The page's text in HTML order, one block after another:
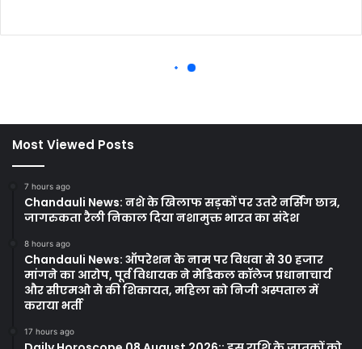
Most Viewed Posts
7 hours ago
Chandauli News: नशे के खिलाफ सड़कों पर उतरे नर्सिंग छात्र,
जागरुकता रैली निकाल दिया नशामुक्त भारत का संदेश
8 hours ago
Chandauli News: ऑपरेशन के नाम पर विधवा से 30 हजार
मांगने का आरोप, पूर्व विधायक ने मेडिकल कॉलेज प्रधानाचार्य
और सीएमओ से की शिकायत, महिला को निजी अस्पताल में
कराया भर्ती
17 hours ago